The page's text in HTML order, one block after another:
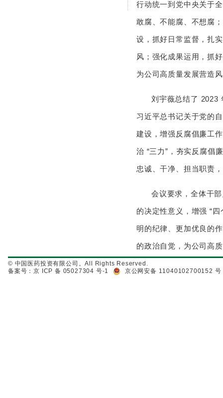
行动统一到党中央关于
敢腐、不能腐、不想腐
设，抓好日常监督，扎
风；强化成果运用，抓
为公司高质量发展营造
刘宇薇总结了 2023
习近平总书记关于党的
建设，增强反腐倡廉工
治 “三力”，夯实反腐倡
忠诚、干净、担当职责
会议要求，全体干
的决定性意义，增强 “
明的纪律、更加优良的
的政治自觉，为公司高
© 中国医药投资有限公司。All Rights Reserved.
备案号：京 ICP 备 05027304 号-1
京公网安备 11040102700152 号